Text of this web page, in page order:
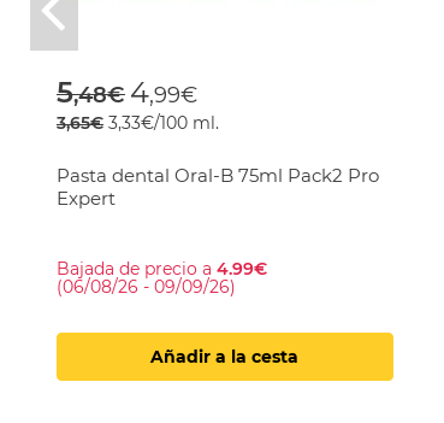
Price reduced from
5,48€to
4,99€
3,65€ 3,33€/100 ml.
Pasta dental Oral-B 75ml Pack2 Pro
Expert
Bajada de precio a 4.99€
(06/08/26 - 09/09/26)
Añadir a la cesta
Previous